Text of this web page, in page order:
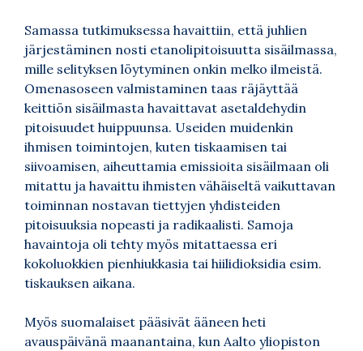
Samassa tutkimuksessa havaittiin, että juhlien
järjestäminen nosti etanolipitoisuutta sisäilmassa,
mille selityksen löytyminen onkin melko ilmeistä.
Omenasoseen valmistaminen taas räjäyttää
keittiön sisäilmasta havaittavat asetaldehydin
pitoisuudet huippuunsa. Useiden muidenkin
ihmisen toimintojen, kuten tiskaamisen tai
siivoamisen, aiheuttamia emissioita sisäilmaan oli
mitattu ja havaittu ihmisten vähäiseltä vaikuttavan
toiminnan nostavan tiettyjen yhdisteiden
pitoisuuksia nopeasti ja radikaalisti. Samoja
havaintoja oli tehty myös mitattaessa eri
kokoluokkien pienhiukkasia tai hiilidioksidia esim.
tiskauksen aikana.
Myös suomalaiset pääsivät ääneen heti
avauspäivänä maanantaina, kun Aalto yliopiston